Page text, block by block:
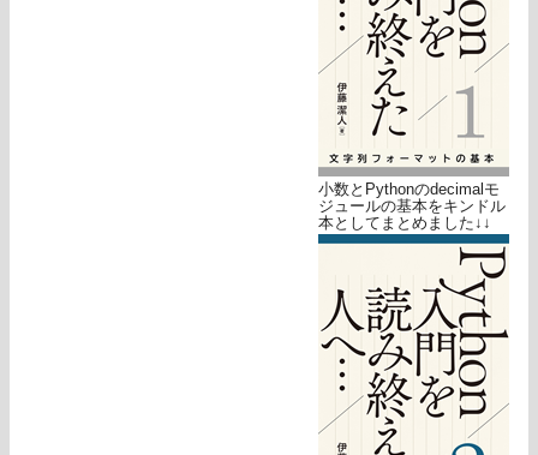
小数とPythonのdecimalモ
ジュールの基本をキンドル
本としてまとめました↓↓